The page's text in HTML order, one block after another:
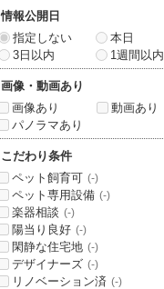
情報公開日
指定しない
本日
3日以内
1週間以内
画像・動画あり
画像あり
動画あり
パノラマあり
こだわり条件
ペット飼育可 (-)
ペット専用設備 (-)
楽器相談 (-)
陽当り良好 (-)
閑静な住宅地 (-)
デザイナーズ (-)
リノベーション済 (-)